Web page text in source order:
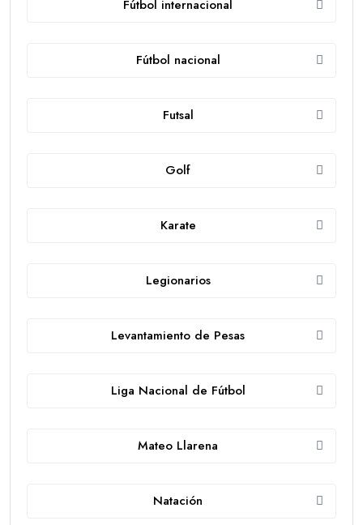
Fútbol internacional
Fútbol nacional
Futsal
Golf
Karate
Legionarios
Levantamiento de Pesas
Liga Nacional de Fútbol
Mateo Llarena
Natación